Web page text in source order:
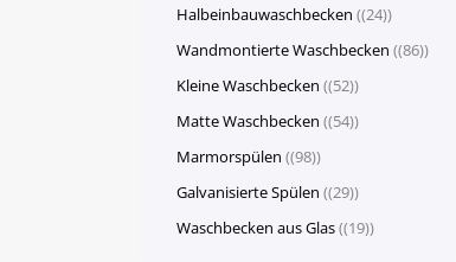
Halbeinbauwaschbecken (24)
Wandmontierte Waschbecken (86)
Kleine Waschbecken (52)
Matte Waschbecken (54)
Marmorspülen (98)
Galvanisierte Spülen (29)
Waschbecken aus Glas (19)